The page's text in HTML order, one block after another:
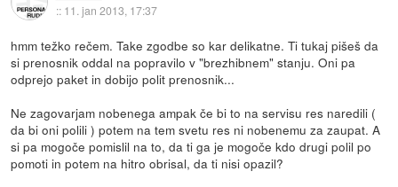
:: 11. jan 2013, 17:37
hmm težko rečem. Take zgodbe so kar delikatne. Ti tukaj pišeš da
si prenosnik oddal na popravilo v "brezhibnem" stanju. Oni pa
odprejo paket in dobijo polit prenosnik...
Ne zagovarjam nobenega ampak če bi to na servisu res naredili (
da bi oni polili ) potem na tem svetu res ni nobenemu za zaupat. A
si pa mogoče pomislil na to, da ti ga je mogoče kdo drugi polil po
pomoti in potem na hitro obrisal, da ti nisi opazil?